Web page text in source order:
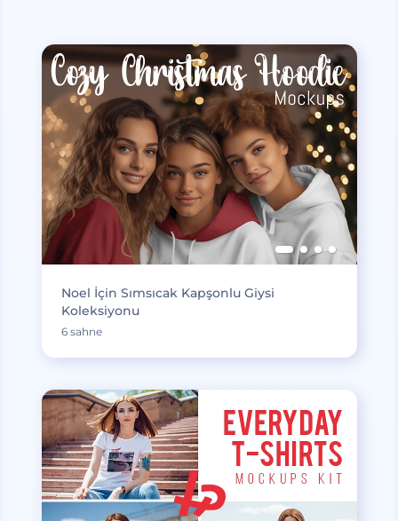
Noel İçin Sımsıcak Kapşonlu Giysi
Koleksiyonu
6 sahne